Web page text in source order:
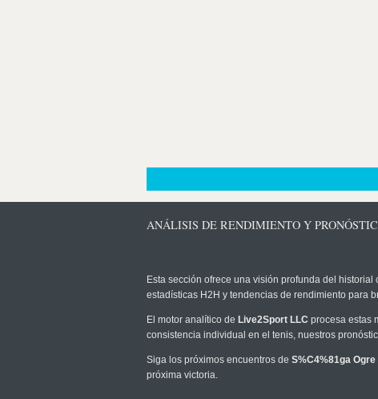
ANÁLISIS DE RENDIMIENTO Y
Esta sección ofrece una visión profunda del
estadísticas H2H y tendencias de rendimiento para
El motor analítico de Live2Sport LLC procesa estas
consistencia individual en el tenis, nuestros
Siga los próximos encuentros de S%C4%81ga
próxima victoria.